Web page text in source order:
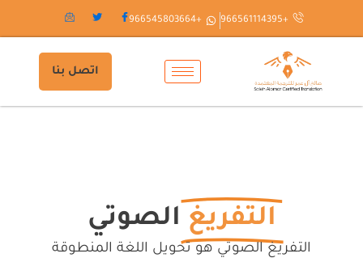
+966561114395
+966545803664
اتصل بنا
التفريغ الصوتي
التفريغ الصوتي هو تحويل اللغة المنطوقة